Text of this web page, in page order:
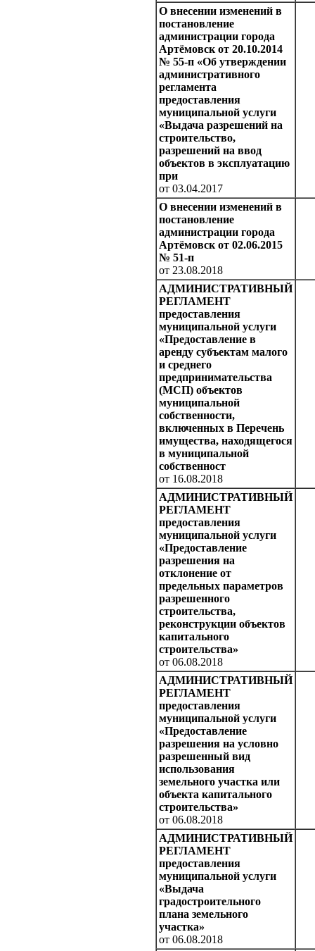
О внесении изменений в
постановление
администрации города
Артёмовск от 20.10.2014
№ 55-п «Об утверждении
административного
регламента
предоставления
муниципальной услуги
«Выдача разрешений на
строительство,
разрешений на ввод
объектов в эксплуатацию
при
от 03.04.2017
О внесении изменений в
постановление
администрации города
Артёмовск от 02.06.2015
№ 51-п
от 23.08.2018
АДМИНИСТРАТИВНЫЙ
РЕГЛАМЕНТ
предоставления
муниципальной услуги
«Предоставление в
аренду субъектам малого
и среднего
предпринимательства
(МСП) объектов
муниципальной
собственности,
включенных в Перечень
имущества, находящегося
в муниципальной
собственност
от 16.08.2018
АДМИНИСТРАТИВНЫЙ
РЕГЛАМЕНТ
предоставления
муниципальной услуги
«Предоставление
разрешения на
отклонение от
предельных параметров
разрешенного
строительства,
реконструкции объектов
капитального
строительства»
от 06.08.2018
АДМИНИСТРАТИВНЫЙ
РЕГЛАМЕНТ
предоставления
муниципальной услуги
«Предоставление
разрешения на условно
разрешенный вид
использования
земельного участка или
объекта капитального
строительства»
от 06.08.2018
АДМИНИСТРАТИВНЫЙ
РЕГЛАМЕНТ
предоставления
муниципальной услуги
«Выдача
градостроительного
плана земельного
участка»
от 06.08.2018